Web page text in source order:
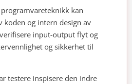
kan
koden og intern design av
input-output flyt og
og sikkerhet til
testere inspisere den indre